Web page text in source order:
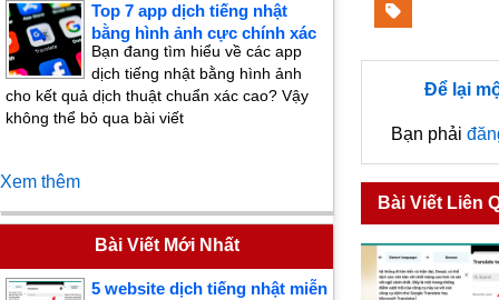
Để lại
Bạn phải
Bài Viết Liên
Top 7 app dịch tiếng nhật
bằng hình ảnh cực chính xác
Bạn đang tìm hiểu về các app
dịch tiếng nhật bằng hình ảnh
cho kết quả dịch thuật chuẩn xác cao? Vậy
không thể bỏ qua bài viết
Xem thêm
Bài Viết Mới Nhất
5 website dịch tiếng nhật miễn